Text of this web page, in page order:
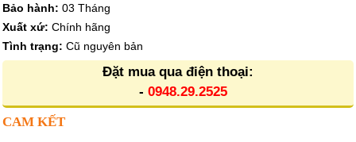
Bảo hành: 03 Tháng
Xuất xứ: Chính hãng
Tình trạng: Cũ nguyên bản
Đặt mua qua điện thoại:
- 0948.29.2525
CAM KẾT